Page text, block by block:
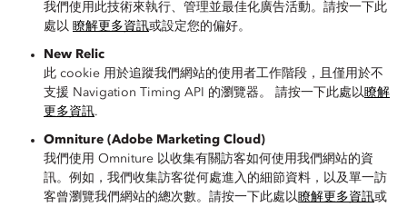
我們使用此技術來執行、管理並最佳化廣告活動。請按一下此
處以 瞭解更多資訊或設定您的偏好。
New Relic
此 cookie 用於追蹤我們網站的使用者工作階段，且僅用於不
支援 Navigation Timing API 的瀏覽器。 請按一下此處以瞭解
更多資訊.
Omniture (Adobe Marketing Cloud)
我們使用 Omniture 以收集有關訪客如何使用我們網站的資
訊。例如，我們收集訪客從何處進入的細節資料，以及單一訪
客曾瀏覽我們網站的總次數。請按一下此處以瞭解更多資訊或